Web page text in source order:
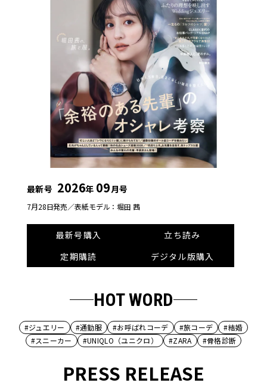
最新号 2026年 09月号
7月28日発売／表紙モデル：堀田 茜
最新号購入
立ち読み
定期購読
デジタル版購入
HOT WORD
#ジュエリー #通勤服 #お呼ばれコーデ #旅コーデ
#結婚
#スニーカー
#UNIQLO（ユニクロ） #ZARA #骨格診断
PRESS RELEASE